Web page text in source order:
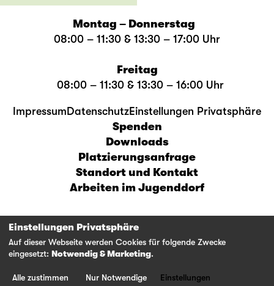
Montag – Donnerstag
08:00 – 11:30 & 13:30 – 17:00 Uhr
Freitag
08:00 – 11:30 & 13:30 – 16:00 Uhr
Impressum DatenschutzEinstellungen Privatsphäre
Bad Knutwil
6213 Knutwil
041 925 78 78
Spenden
Downloads
Platzierungsanfrage
Standort und Kontakt
Arbeiten im Jugenddorf
Einstellungen Privatsphäre
Auf dieser Webseite werden Cookies für folgende Zwecke
eingesetzt: Notwendig & Marketing.
Einstellungen
Nur Notwendige
Alle zustimmen